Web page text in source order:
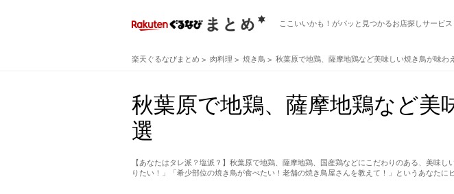
ここいいかも！がパッと見つかるお店探しサービス
楽天ぐるなびまとめ 肉料理 焼き鳥 秋葉原で地鶏、薩摩地鶏など美味しい焼き鳥が味わ
秋葉原で地鶏、薩摩地鶏など
選
【あなたはタレ派？塩派？】秋葉原で地鶏、薩摩地鶏、国産鶏などにこだわりのある、美味
りたい！」「希少部位の焼き鳥が食べたい！老舗の焼き鳥屋さんを教えて！」というあなたに